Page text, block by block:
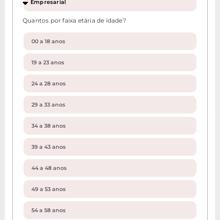
Quantos por faixa etária de idade?